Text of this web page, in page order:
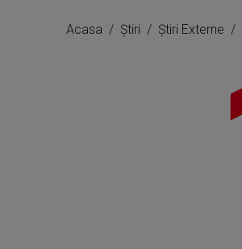
Acasa Știri Știri Externe